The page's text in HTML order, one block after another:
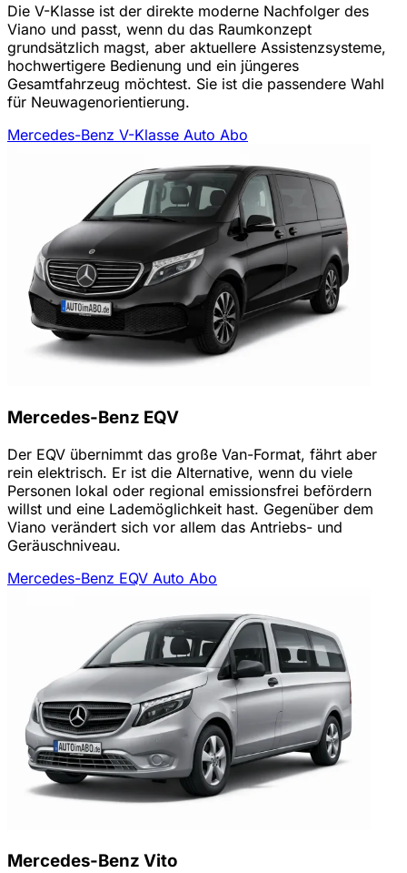
Die V-Klasse ist der direkte moderne Nachfolger des
Viano und passt, wenn du das Raumkonzept
grundsätzlich magst, aber aktuellere Assistenzsysteme,
hochwertigere Bedienung und ein jüngeres
Gesamtfahrzeug möchtest. Sie ist die passendere Wahl
für Neuwagenorientierung.
Mercedes-Benz V-Klasse Auto Abo
Mercedes-Benz EQV
Der EQV übernimmt das große Van-Format, fährt aber
rein elektrisch. Er ist die Alternative, wenn du viele
Personen lokal oder regional emissionsfrei befördern
willst und eine Lademöglichkeit hast. Gegenüber dem
Viano verändert sich vor allem das Antriebs- und
Geräuschniveau.
Mercedes-Benz EQV Auto Abo
Mercedes-Benz Vito